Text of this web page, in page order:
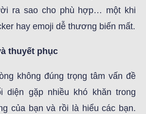
ra sao cho phù hợp… một khi
hay emoji dễ thương biến mất.
thuyết phục
không đúng trọng tâm vấn đề
diện gặp nhiều khó khăn trong
của bạn và rồi là hiểu các bạn.